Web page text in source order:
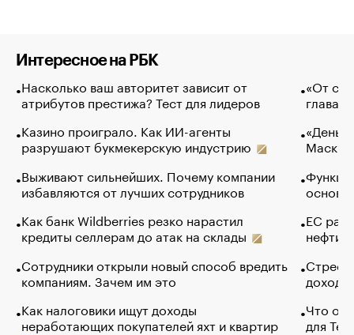
Интересное на РБК
Насколько ваш авторитет зависит от
атрибутов престижа? Тест для лидеров
Казино проиграло. Как ИИ-агенты
разрушают букмекерскую индустрию
Выживают сильнейших. Почему компании
избавляются от лучших сотрудников
Как банк Wildberries резко нарастил
кредиты селлерам до атак на склады
Сотрудники открыли новый способ вредить
компаниям. Зачем им это
Как налоговики ищут доходы
неработающих покупателей яхт и квартир
«От
глава
Маск в
основ
ЕС
нефти
Что
для